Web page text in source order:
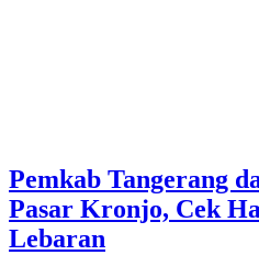
Pemkab Tangerang
Pasar Kronjo, Cek
Lebaran